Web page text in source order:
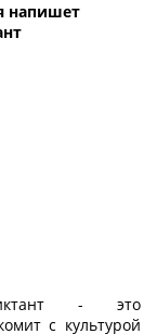
напишет
- это
с культурой